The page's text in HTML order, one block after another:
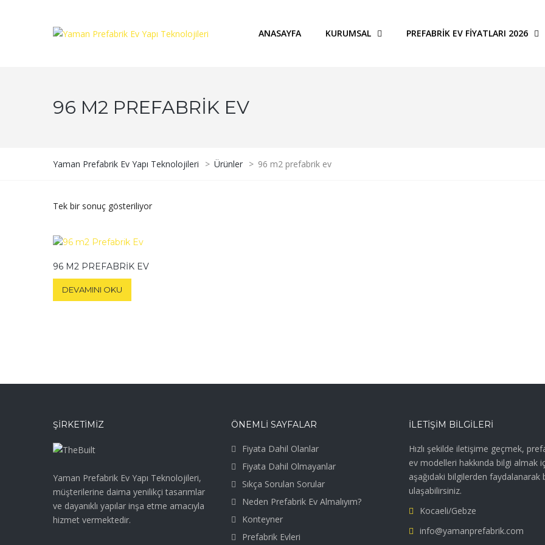
ANASAYFA KURUMSAL PREFABRIK EV FIYATLARI 2026
96 M2 PREFABRIK EV
Yaman Prefabrik Ev Yapı Teknolojileri > Ürünler > 96 m2 prefabrik ev
Tek bir sonuç gösteriliyor
96 M2 PREFABRIK EV
DEVAMINI OKU
ŞIRKETIMIZ
Yaman Prefabrik Ev Yapı Teknolojileri,
müşterilerine daima yenilikçi tasarımlar
ve dayanıklı yapılar inşa etme amacıyla
hizmet vermektedir.
ÖNEMLİ SAYFALAR
Fiyata Dahil Olanlar
Fiyata Dahil Olmayanlar
Sıkça Sorulan Sorular
Neden Prefabrik Ev Almalıyım?
Konteyner
Prefabrik Evleri
İLETIŞIM BILGILERI
Hızlı şekilde iletişime geçmek,
ev modelleri hakkında bilgi almak
aşağıdaki bilgilerden faydalanarak
ulaşabilirsiniz.
Kocaeli/Gebze
info@yamanprefabrik.com